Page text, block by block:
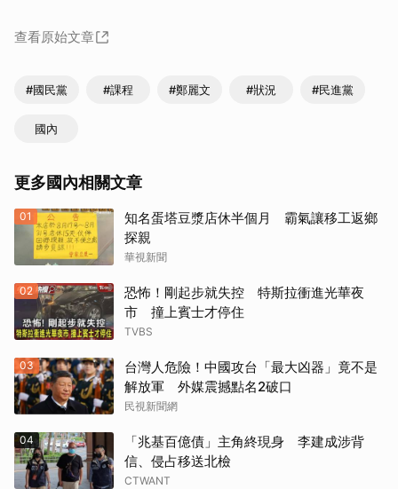
查看原始文章
#國民黨 #課程 #鄭麗文 #狀況 #民進黨
國內
更多國內相關文章
01
知名蛋塔豆漿店休半個月 霸氣讓移工返鄉
探親
華視新聞
02
恐怖！剛起步就失控 特斯拉衝進光華夜
市 撞上賓士才停住
TVBS
03
台灣人危險！中國攻台「最大凶器」竟不是
解放軍 外媒震撼點名2破口
民視新聞網
04
「兆基百億債」主角終現身 李建成涉背
信、侵占移送北檢
CTWANT